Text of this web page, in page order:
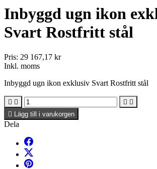
Inbyggd ugn ikon
Svart Rostfritt stål
Pris: 29 167,17 kr
Inkl. moms
Inbyggd ugn ikon exklusiv Svart Rostfritt stål
   
 Lägg till i varukorgen
Dela